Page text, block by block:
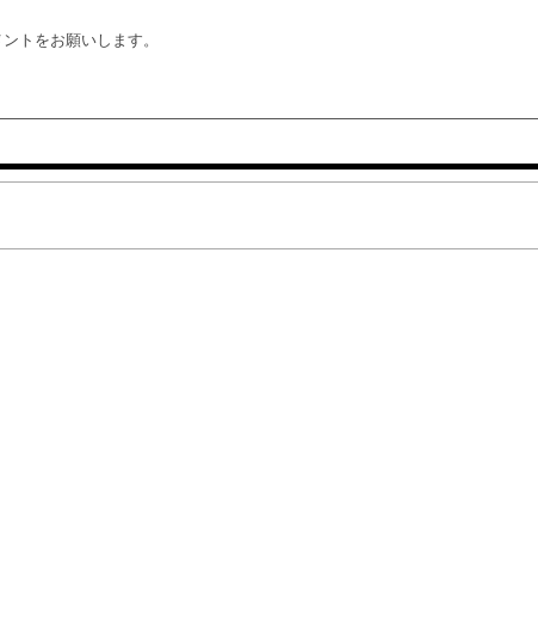
トをお願いします。